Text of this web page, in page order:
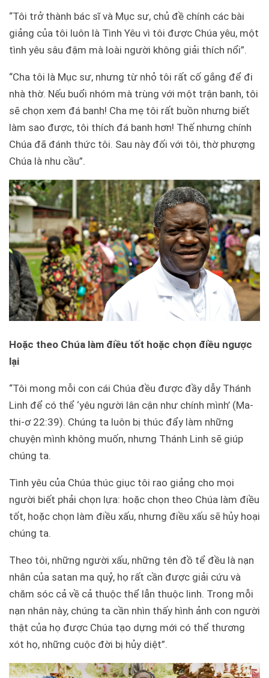
“Tôi trở thành bác sĩ và Mục sư, chủ đề chính các bài
giảng của tôi luôn là Tình Yêu vì tôi được Chúa yêu, một
tình yêu sâu đậm mà loài người không giải thích nổi”.
“Cha tôi là Mục sư, nhưng từ nhỏ tôi rất cố gắng để đi
nhà thờ. Nếu buổi nhóm mà trùng với một trận banh, tôi
sẽ chọn xem đá banh! Cha mẹ tôi rất buồn nhưng biết
làm sao được, tôi thích đá banh hơn! Thế nhưng chính
Chúa đã đánh thức tôi. Sau này đối với tôi, thờ phượng
Chúa là nhu cầu”.
Hoặc theo Chúa làm điều tốt hoặc chọn điều ngược
lại
“Tôi mong mỗi con cái Chúa đều được đầy dẫy Thánh
Linh để có thể ‘yêu người lân cận như chính mình’ (Ma-
thi-ơ 22:39). Chúng ta luôn bị thúc đẩy làm những
chuyện mình không muốn, nhưng Thánh Linh sẽ giúp
chúng ta.
Tình yêu của Chúa thúc giục tôi rao giảng cho mọi
người biết phải chọn lựa: hoặc chọn theo Chúa làm điều
tốt, hoặc chọn làm điều xấu, nhưng điều xấu sẽ hủy hoại
chúng ta.
Theo tôi, những người xấu, những tên đồ tể đều là nạn
nhân của satan ma quỷ, họ rất cần được giải cứu và
chăm sóc cả về cả thuộc thể lẫn thuộc linh. Trong mỗi
nạn nhân này, chúng ta cần nhìn thấy hình ảnh con người
thật của họ được Chúa tạo dựng mới có thể thương
xót họ, những cuộc đời bị hủy diệt”.